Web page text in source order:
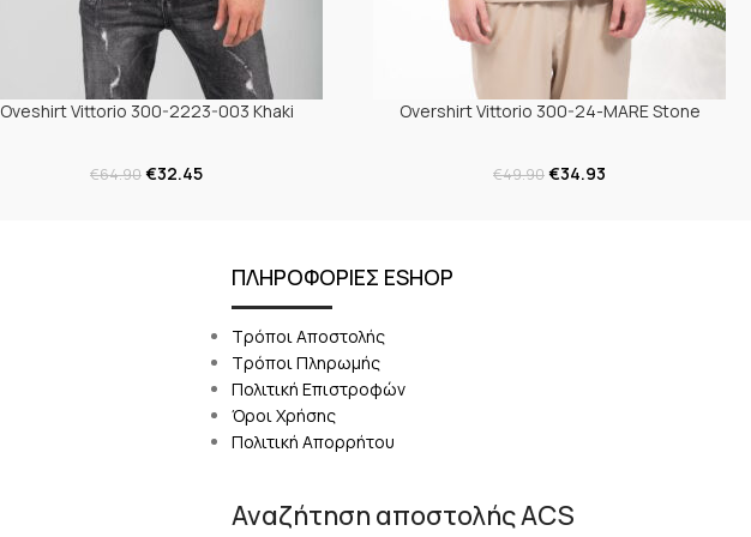
Oveshirt Vittorio 300-2223-003 Khaki
€64.90€32.45
Overshirt Vittorio 300-24-MARE Stone
€49.90€34.93
ΠΛΗΡΟΦΟΡΙΕΣ ESHOP
Τρόποι Αποστολής
Τρόποι Πληρωμής
Πολιτική Επιστροφών
Όροι Χρήσης
Πολιτική Απορρήτου
Αναζήτηση αποστολής ACS